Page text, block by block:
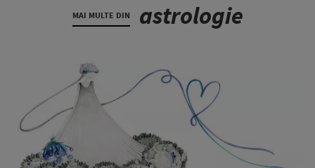
MAI MULTE DIN astrologie